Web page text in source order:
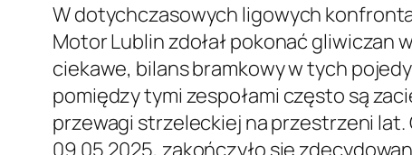
W dotychczasowych ligowych
Motor Lublin zdołał pokonać gliwiczan
ciekawe, bilans bramkowy w tych
pomiędzy tymi zespołami często są
przewagi strzeleckiej na przestrzeni